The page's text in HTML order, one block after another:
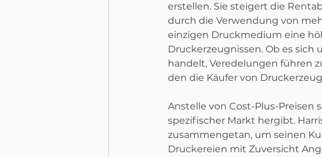
erstellen. Sie steigert die
durch die Verwendung von
einzigen Druckmedium eine
Druckerzeugnissen. Ob es
handelt, Veredelungen führen
den die Käufer von
Anstelle von Cost-Plus-Preisen
spezifischer Markt hergibt.
zusammengetan, um seinen
Druckereien mit Zuversicht